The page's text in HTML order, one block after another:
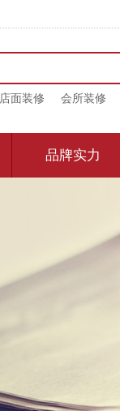
店面装修 会所装修
品牌实力